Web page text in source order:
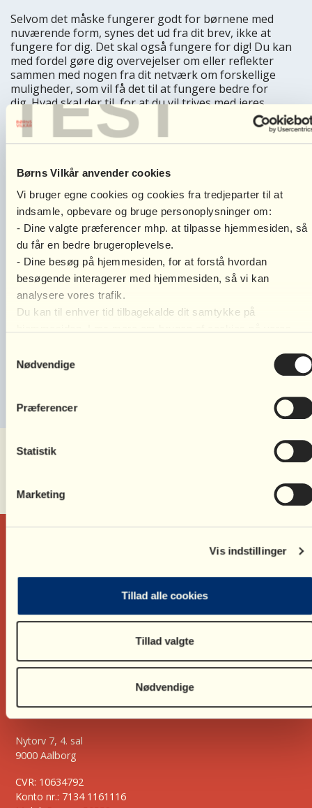
TEST
Børns Vilkår anvender cookies
Vi bruger egne cookies og cookies fra tredjeparter til at
indsamle, opbevare og bruge personoplysninger om:
- Dine valgte præferencer mhp. at tilpasse hjemmesiden, så
du får en bedre brugeroplevelse.
- Dine besøg på hjemmesiden, for at forstå hvordan
besøgende interagerer med hjemmesiden, så vi kan
analysere vores trafik.
Du kan til enhver tid tilbagekalde dit samtykke på
Nødvendige
Præferencer
Statistik
Marketing
Vis indstillinger
Tillad alle cookies
Tillad valgte
Nødvendige
Selvom det måske fungerer godt for børnene med
nuværende form, synes det ud fra dit brev, ikke at
fungere for dig. Det skal også fungere for dig! Du kan
med fordel gøre dig overvejelser om eller reflekter
sammen med nogen fra dit netværk om forskellige
muligheder, som vil få det til at fungere bedre for
dig. Hvad skal der til, for at du vil trives med jeres
aftaler og hvor kan du gå på kompromis? Hvis dine
børns far ikke har interesse i at drøfte disse
muligheder med dig, og du har brug for, at aftaler om
henvendelse til Familieretshuset. De vil kunne hjælpe
børnene.
Du spørger til, hvad lovgivningen siger. Lovgivningen
går ikke ind og diktere, hvordan aftaler om samvær
kommer i stand, altså hvordan aftaler skal ske.
Lovgivningen kan, via Familieretshuset hjælpe jer til
faste samvær, som I skal følge.
Jeg håber, at dette har givet anledning til refleksion
Ring på35 55 55 59
medlem@bornsvilkar.dk
Trekronergade 26
2500 Valby
Nytorv 7, 4. sal
9000 Aalborg
CVR: 10634792
Konto nr.: 7134 1161116